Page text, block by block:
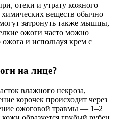
отеки и утрату кожного
веществ обычно
затронуть также мышцы,
ожоги часто можно
и используя крем с
на лице?
влажного некроза,
корочек происходит через
ожоговой травмы — 1–2